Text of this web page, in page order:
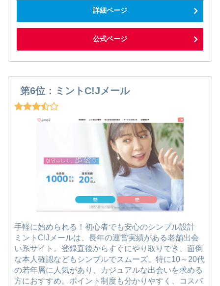
詳細ページ
公式ページ
第6位：ミントC!Jメール
手軽に始められる！初心者でも安心のシンプル設計
ミントC!Jメールは、長年の運営実績がある老舗出会
い系サイト。登録直後からすぐにやり取りでき、面倒
な本人確認などもシンプルでスムーズ。特に10～20代
の若年層に人気があり、カジュアルな出会いを求める
方におすすめ。ポイント制度も分かりやすく、コスパ